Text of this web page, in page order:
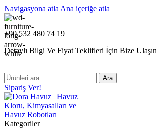
Navigasyona atla Ana içeriğe atla
+90 532 480 74 19
Detaylı Bilgi Ve Fiyat Teklifleri İçin Bize Ulaşın
Ara
Sipariş Ver!
Kategoriler